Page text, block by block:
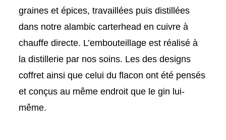
graines et épices, travaillées puis distillées
dans notre alambic carterhead en cuivre à
chauffe directe. L’embouteillage est réalisé à
la distillerie par nos soins. Les des designs
coffret ainsi que celui du flacon ont été pensés
et conçus au même endroit que le gin lui-
même.